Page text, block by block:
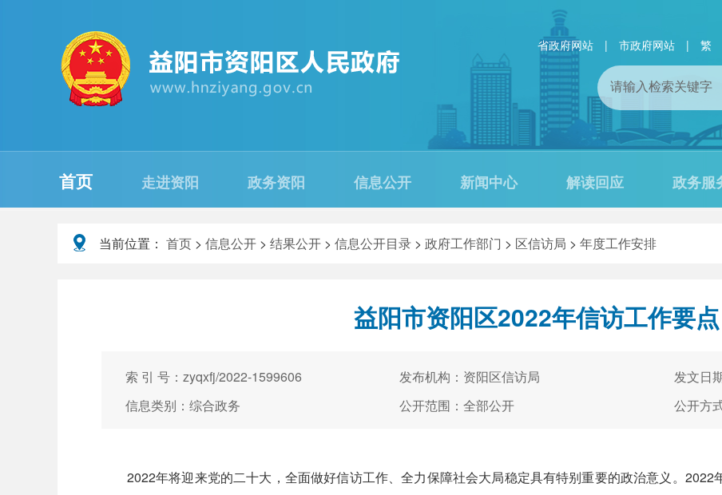
省政府网站 | 市政府网站 | 繁
首页 走进资阳 政务资阳 信息公开 新闻中心 解读回应 政务服
当前位置： 首页 > 信息公开 > 结果公开 > 信息公开目录 > 政府工作部门 > 区信访局 > 年度工作安排
益阳市资阳区2022年信访工作要点
索 引 号：zyqxfj/2022-1599606 发布机构：资阳区信访局
发文日
信息类别：综合政务
公开范围：全部公开 公开方
2022年将迎来党的二十大，全面做好信访工作、全力保障社会大局稳定具有特别重要的政治意义。